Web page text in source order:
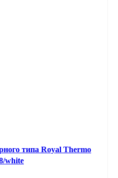
типа Royal Thermo
white